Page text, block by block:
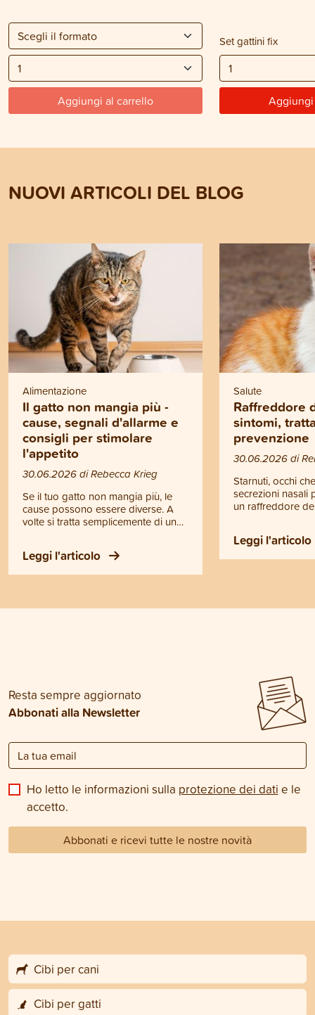
Aggiungi al carrello
Set gattini fix
NUOVI ARTICOLI DEL BLOG
Alimentazione
Il gatto non mangia più -
cause, segnali d'allarme e
consigli per stimolare
l'appetito
30.06.2026 di Rebecca Krieg
Se il tuo gatto non mangia più, le
cause possono essere diverse. A
volte si tratta semplicemente di un
volte invece la perdita di appetito
può essere il segnale di un
problema di salute. Ma quando
e quando è invece il caso di
Leggi l'articolo
Salute
Raffreddore
sintomi,
prevenzione
30.06.2026 di
Starnuti, occhi
secrezioni nasali
un raffreddore
raffreddore,
contagiosa delle
superiori. Il
caso di febbre,
Leggi l'articolo
Resta sempre aggiornato
Abbonati alla Newsletter
Ho letto le informazioni sulla protezione dei dati e le
accetto.
Abbonati e ricevi tutte le nostre novità
Cibi per cani
Cibi per gatti